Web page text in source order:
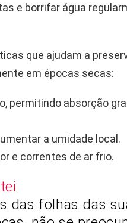
e borrifar água
que ajudam a
em épocas secas:
permitindo absorção
a umidade local.
e correntes de ar frio.
das folhas das